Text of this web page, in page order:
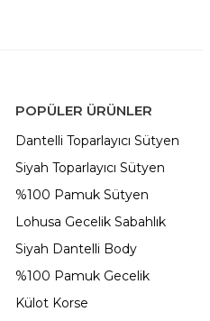
POPÜLER ÜRÜNLER
Dantelli Toparlayıcı Sütyen
Siyah Toparlayıcı Sütyen
%100 Pamuk Sütyen
Lohusa Gecelik Sabahlık
Siyah Dantelli Body
%100 Pamuk Gecelik
Külot Korse